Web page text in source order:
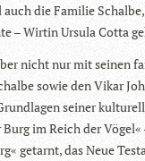
die Fami­lie
– Wir­tin Ursula Cotta
nicht nur mit sei­nen
sowie den Vikar
sei­ner
im Reich der
getarnt, das Neue